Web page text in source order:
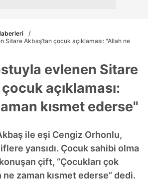
Sitare Akbaş’tan çocuk açıklaması: "Allah ne
evlenen Sitare
açıklaması:
kısmet ederse"
ile eşi Cengiz Orhonlu,
yansıdı. Çocuk sahibi olma
çift, “Çocukları çok
zaman kısmet ederse” dedi.